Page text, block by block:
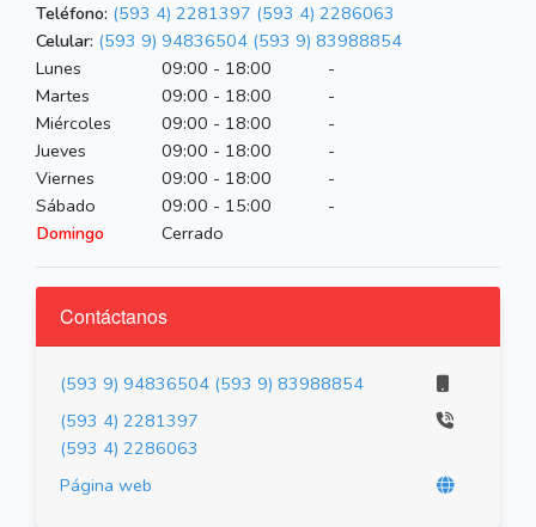
Teléfono: (593 4) 2281397 (593 4) 2286063
Celular: (593 9) 94836504 (593 9) 83988854
Lunes
09:00 - 18:00
-
Martes
09:00 - 18:00
-
Miércoles
09:00 - 18:00
-
Jueves
09:00 - 18:00
-
Viernes
09:00 - 18:00
-
Sábado
09:00 - 15:00
-
Domingo
Cerrado
Contáctanos
(593 9) 94836504 (593 9) 83988854
(593 4) 2281397
(593 4) 2286063
Página web